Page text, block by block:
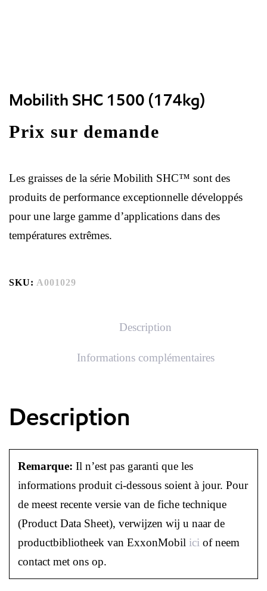
Mobilith SHC 1500 (174kg)
Prix sur demande
Les graisses de la série Mobilith SHC™ sont des
produits de performance exceptionnelle développés
pour une large gamme d’applications dans des
températures extrêmes.
SKU: A001029
Description
Informations complémentaires
Description
Remarque: Il n’est pas garanti que les
informations produit ci-dessous soient à jour. Pour
de meest recente versie van de fiche technique
(Product Data Sheet), verwijzen wij u naar de
productbibliotheek van ExxonMobil ici of neem
contact met ons op.